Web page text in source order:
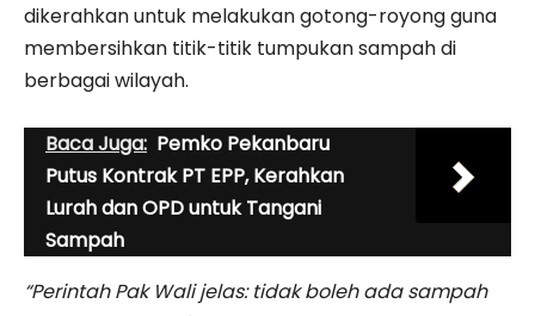
dikerahkan untuk melakukan gotong-royong guna
membersihkan titik-titik tumpukan sampah di
berbagai wilayah.
Baca Juga: Pemko Pekanbaru
Putus Kontrak PT EPP, Kerahkan
Lurah dan OPD untuk Tangani
Sampah
“Perintah Pak Wali jelas: tidak boleh ada sampah